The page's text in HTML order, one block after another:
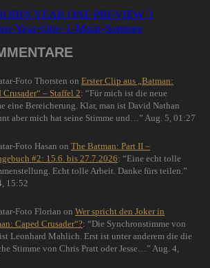
Thorsten on Erster Clip aus „Batman:
Crusader“ – Staffel 2: “Für mich ist die neue
eine Bereicherung. Klar, man ist David Nathan
aber mich hat seine Stimme und… ” Aug. 5, 01:27
Hasan on The Batman: Part II –
#2: 15.6. bis 27.7.2026: “Eine echt tolle
Echt tolle Arbeit. Danke fürs teilen. ”
15:52
Florian on Wer spricht den Joker in
Caped Crusader“?: “Die Synchronstimme von
Leonhard Mahlich. Erst ist unter anderem die die
Stimme von Chris Pratt oder Jesse… ” Aug. 4,